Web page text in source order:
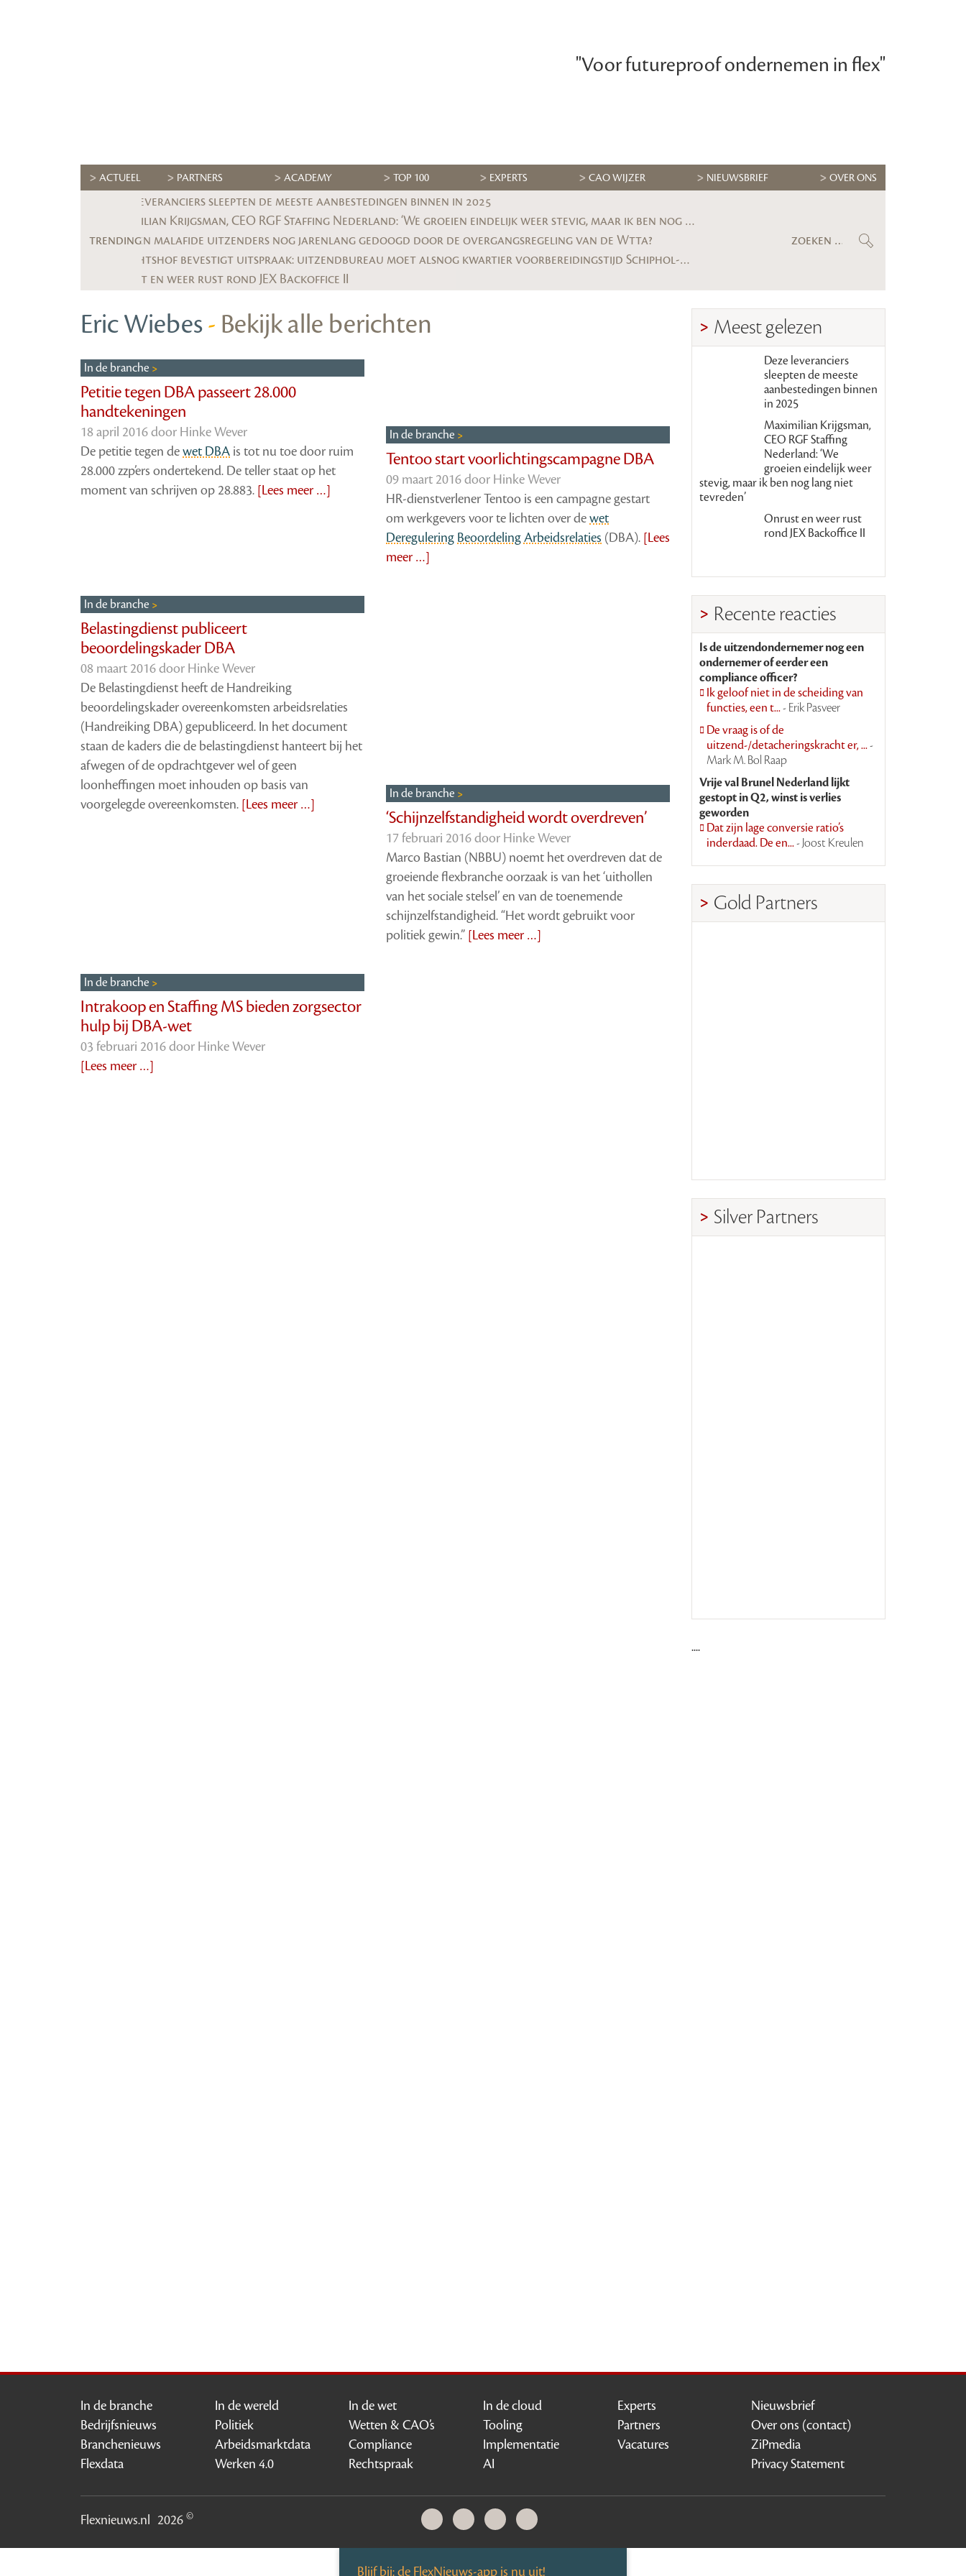
"Voor futureproof ondernemen in flex"
ACTUEEL PARTNERS ACADEMY TOP 100 EXPERTS CAO WIJZER NIEUWSBRIEF OVER ONS
trending
Deze leveranciers sleepten de meeste aanbestedingen binnen in 2025
Maximilian Krijgsman, CEO RGF Staffing Nederland: ‘We groeien eindelijk weer stevig, maar ik ben nog lang niet tevreden’
Worden malafide uitzenders nog jarenlang gedoogd door de overgangsregeling van de Wtta?
Gerechtshof bevestigt uitspraak: uitzendbureau moet alsnog kwartier voorbereidingstijd Schiphol-medewerker uitbetalen
Onrust en weer rust rond JEX Backoffice II
Eric Wiebes- Bekijk alle berichten
In de branche
Petitie tegen DBA passeert 28.000
handtekeningen
18 april 2016 door Hinke Wever
De petitie tegen dewet DBA is tot nu toe door ruim
28.000 zzp’ers ondertekend. De teller staat op het
moment van schrijven op 28.883. [Lees meer …]
In de branche
Tentoo start voorlichtingscampagne DBA
09 maart 2016 door Hinke Wever
HR-dienstverlener Tentoo is een campagne gestart
om werkgevers voor te lichten over dewet
Deregulering Beoordeling Arbeidsrelaties (DBA). [Lees
meer …]
In de branche
Belastingdienst publiceert
beoordelingskader DBA
08 maart 2016 door Hinke Wever
De Belastingdienst heeft de Handreiking
beoordelingskader overeenkomsten arbeidsrelaties
(Handreiking DBA) gepubliceerd. In het document
staan de kaders die de belastingdienst hanteert bij het
afwegen of de opdrachtgever wel of geen
loonheffingen moet inhouden op basis van
voorgelegde overeenkomsten. [Lees meer …]
In de branche
‘Schijnzelfstandigheid wordt overdreven’
17 februari 2016 door Hinke Wever
Marco Bastian (NBBU) noemt het overdreven dat de
groeiende flexbranche oorzaak is van het ‘uithollen
van het sociale stelsel’ en van de toenemende
schijnzelfstandigheid. “Het wordt gebruikt voor
politiek gewin.” [Lees meer …]
In de branche
Intrakoop en Staffing MS bieden zorgsector
hulp bij DBA-wet
03 februari 2016 door Hinke Wever
[Lees meer …]
Meest gelezen
Deze leveranciers
sleepten de meeste
aanbestedingen binnen
in 2025
Maximilian Krijgsman,
CEO RGF Staffing
Nederland: ‘We
groeien eindelijk weer
stevig, maar ik ben nog lang niet
tevreden’
Onrust en weer rust
rond JEX Backoffice II
Recente reacties
Is de uitzendondernemer nog een
ondernemer of eerder een
compliance officer?
Ik geloof niet in de scheiding van
functies, een t...- Erik Pasveer
De vraag is of de
uitzend-/detacheringskracht er, ...-
Mark M. Bol Raap
Vrije val Brunel Nederland lijkt
gestopt in Q2, winst is verlies
geworden
Dat zijn lage conversie ratio’s
inderdaad. De en...- Joost Kreulen
Gold Partners
Silver Partners
....
In de branche
Bedrijfsnieuws
Branchenieuws
Flexdata
In de wereld
Politiek
Arbeidsmarktdata
Werken 4.0
In de wet
Wetten & CAO’s
Compliance
Rechtspraak
In de cloud
Tooling
Implementatie
AI
Experts
Partners
Vacatures
Nieuwsbrief
Over ons (contact)
ZiPmedia
Privacy Statement
Flexnieuws.nl 2026 ©
Blijf bij: de FlexNieuws-app is nu uit!